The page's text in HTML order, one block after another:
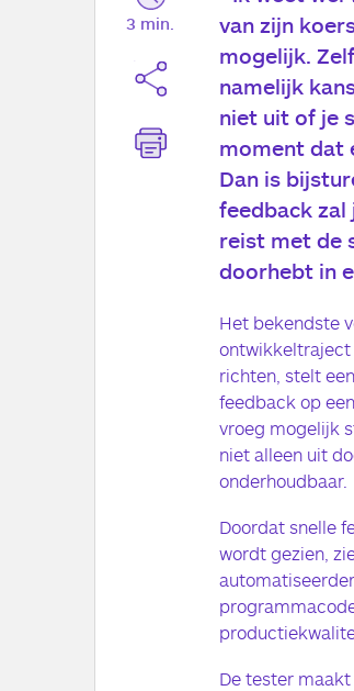
3 min.
van zijn
mogelijk.
namelijk
niet uit of je
moment dat
Dan is
feedback zal
reist met de
doorhebt in
Het bekendste
ontwikkeltraject
richten, stelt
feedback op
vroeg mogelijk
niet alleen uit
onderhoudbaar.
Doordat snelle
wordt gezien,
De tester